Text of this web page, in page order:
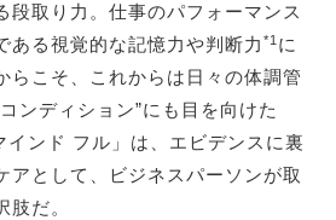
段取り力。仕事のパフォーマンス
ある視覚的な記憶力や判断力 *1 に
らこそ、これからは日々の体調管
ンディション”にも目を向けた
ンド フル」は、エビデンスに裏
アとして、ビジネスパーソンが取
肢だ。